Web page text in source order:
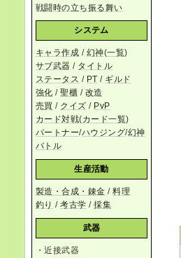
戦闘時の立ち振る舞い
システム
キャラ作成 / 幻神(一覧)
サブ武器 / タイトル
ステータス / PT / ギルド
強化 /聖櫃 / 改造
売買 / クイズ / PvP
カード対戦(カード一覧)
パートナー/ハウジング/幻神
バトル
生産活動
製造・合成・錬金 /料理
釣り /考古学 /採集
武器
・近接武器